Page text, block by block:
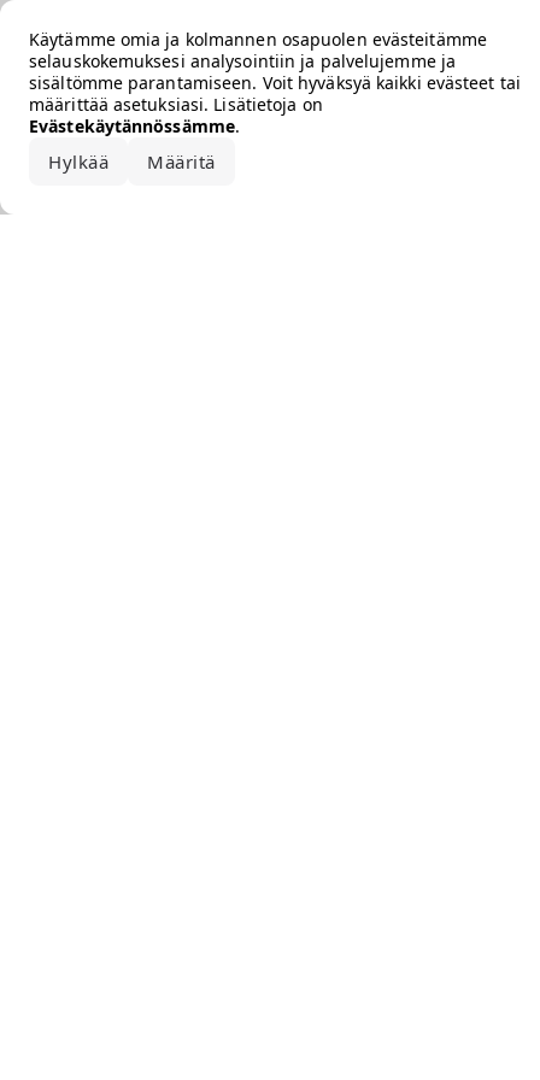
Käytämme omia ja kolmannen osapuolen evästeitämme
selauskokemuksesi analysointiin ja palvelujemme ja
sisältömme parantamiseen. Voit hyväksyä kaikki evästeet tai
määrittää asetuksiasi. Lisätietoja on
Evästekäytännössämme.
Hylkää Määritä
Error loading the brand